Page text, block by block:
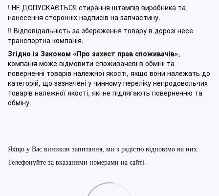
! НЕ ДОПУСКАЄТЬСЯ стирання штампів виробника та
нанесення сторонніх надписів на запчастину.
!! Відповідальність за збереження товару в дорозі несе
транспортна компанія.
Згідно із Законом «Про захист прав споживачів»,
компанія може відмовити споживачеві в обміні та
поверненні товарів належної якості, якщо вони належать до
категорій, що зазначені у чинному переліку непродовольчих
товарів належної якості, які не підлягають поверненню та
обміну.
Якщо у Вас виникли запитання, ми з радістю відповімо на них.
Телефонуйте за вказаними номерами на сайті.